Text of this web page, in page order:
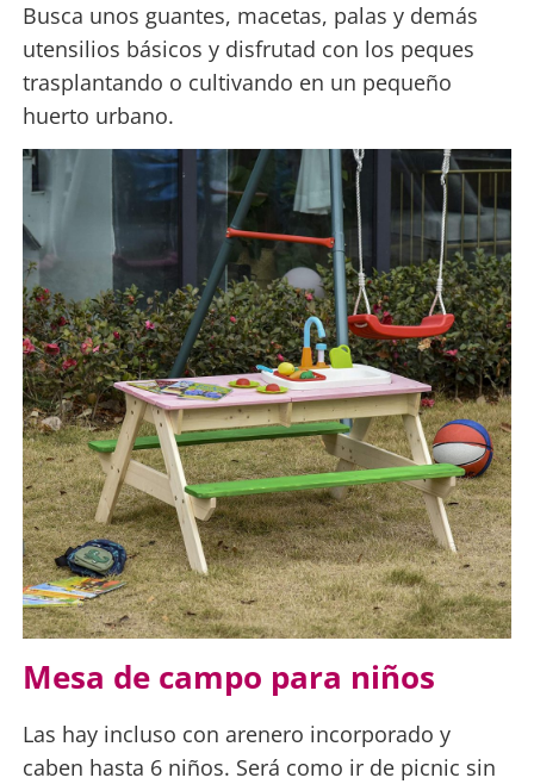
Busca unos guantes, macetas, palas y demás
utensilios básicos y disfrutad con los peques
trasplantando o cultivando en un pequeño
huerto urbano.
Mesa de campo para niños
Las hay incluso con arenero incorporado y
caben hasta 6 niños. Será como ir de picnic sin